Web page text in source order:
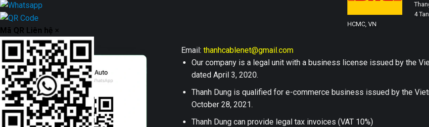
4
HCMC, VN
Email: thanhcablenet@gmail.com
Our company is a legal unit with a business license issued by the
dated April 3, 2020.
Thanh Dung is qualified for e-commerce business issued by the
October 28, 2021.
Thanh Dung can provide legal tax invoices (VAT 10%)
Mã QR Liên hệ ×